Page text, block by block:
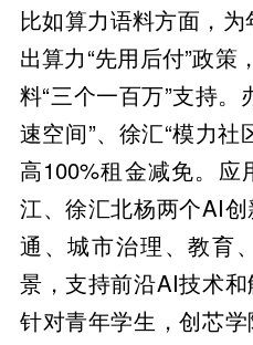
比如算力语料方面，
出算力“先用后付”政策
料“三个一百万”支持。
速空间”、徐汇“模力社
高100%租金减免。
江、徐汇北杨两个AI
通、城市治理、教育
景，支持前沿AI技术
针对青年学生，创芯